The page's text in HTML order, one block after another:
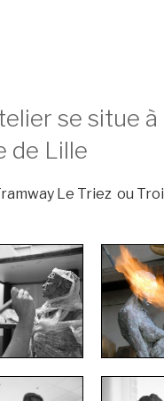
se situe
de Lille
Le Triez ou